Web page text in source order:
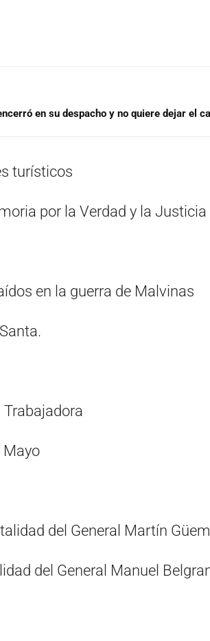
en su despacho y no quiere dejar el
turísticos
por la Verdad y la Justicia
en la guerra de Malvinas
Trabajadora
Mayo
del General Martín
del General Manuel